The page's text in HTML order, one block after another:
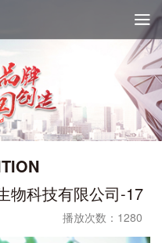

物科技有限公司-17
播放次数：1280